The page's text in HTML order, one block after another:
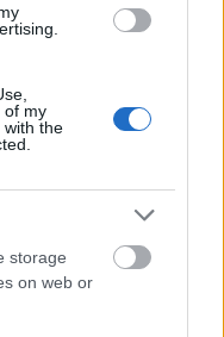
of my
with the
storage
on web or
ág"-ot játszanak
támad, együtt
a falnál,
a lábát. Igazi
pörgése, de az
érzetét
a színpad
a filmfelvételeken
idősíkok
egymással
mert itt mindig